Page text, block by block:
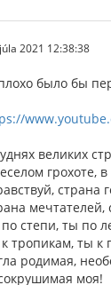
2021 12:38:38
было бы
великих
грохоте,
страна
мечтателей,
степи, ты по
тропикам, ты к
родимая,
моя!